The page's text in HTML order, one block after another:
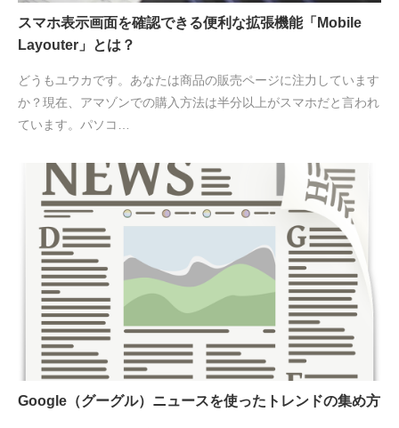
スマホ表示画面を確認できる便利な拡張機能「Mobile
Layouter」とは？
どうもユウカです。あなたは商品の販売ページに注力しています
か？現在、アマゾンでの購入方法は半分以上がスマホだと言われ
ています。パソコ…
Google（グーグル）ニュースを使ったトレンドの集め方